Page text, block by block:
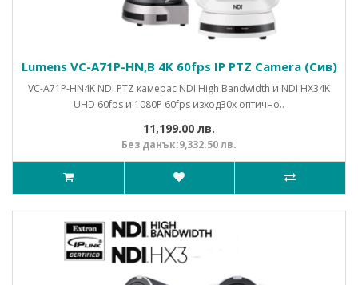
Lumens VC-A71P-HN,B 4K 60fps IP PTZ Camera (Сив)
VC-A71P-HN4K NDI PTZ камерас NDI High Bandwidth и NDI HX34K
UHD 60fps и 1080P 60fps изход30x оптично..
11,199.00 лв.
Без данък:9,332.50 лв.